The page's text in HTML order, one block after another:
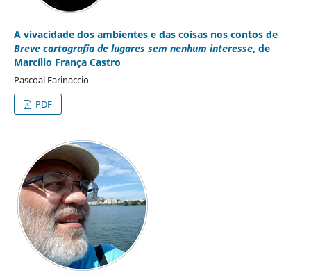
A vivacidade dos ambientes e das coisas nos contos de
Breve cartografia de lugares sem nenhum interesse, de
Marcílio França Castro
Pascoal Farinaccio
PDF